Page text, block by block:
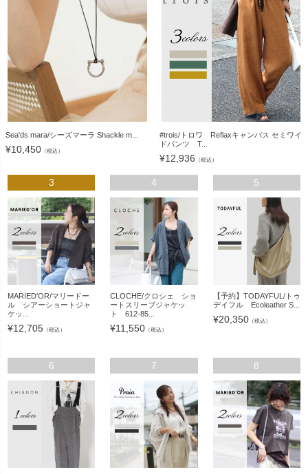
Sea'ds mara/シーズマーラ Shackle m...
¥10,450 （税込）
#trois/トロワ Reflaxキャンバス セミワイ
ドパンツ T...
¥12,936 （税込）
3
MARIED'OR/マリードー
ル シアーショートジャ
ケッ...
¥12,705 （税込）
4
CLOCHE/クロシェ ショ
ートスリーブジャケッ
ト 612-85...
¥11,550 （税込）
5
【予約】TODAYFUL/トゥ
デイフル Ecoleather S...
¥20,350（税込）
6 7 8